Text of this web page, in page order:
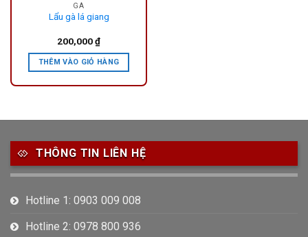
GÀ
Lẩu gà lá giang
200,000₫
THÊM VÀO GIỎ HÀNG
THÔNG TIN LIÊN HỆ
Hotline 1: 0903 009 008
Hotline 2: 0978 800 936